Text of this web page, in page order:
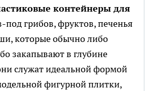
контейнеры для
под грибов, фруктов, печенья
которые обычно либо
закапывают в глубине
служат идеальной формой
фигурной плитки,